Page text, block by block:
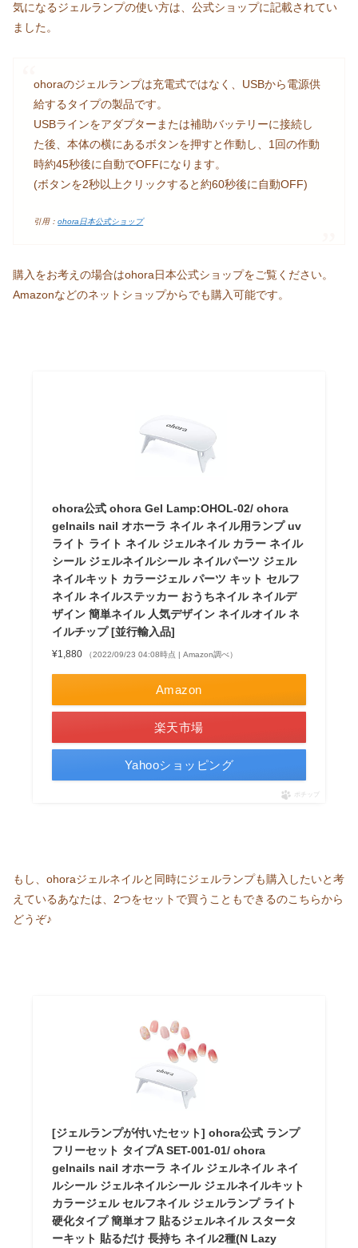
気になるジェルランプの使い方は、公式ショップに記載されてい
ました。
ohoraのジェルランプは充電式ではなく、USBから電源供
給するタイプの製品です。
USBラインをアダプターまたは補助バッテリーに接続し
た後、本体の横にあるボタンを押すと作動し、1回の作動
時約45秒後に自動でOFFになります。
(ボタンを2秒以上クリックすると約60秒後に自動OFF)
引用：ohora日本公式ショップ
購入をお考えの場合はohora日本公式ショップをご覧ください。
Amazonなどのネットショップからでも購入可能です。
ohora公式 ohora Gel Lamp:OHOL-02/ ohora
gelnails nail オホーラ ネイル ネイル用ランプ uv
ライト ライト ネイル ジェルネイル カラー ネイル
シール ジェルネイルシール ネイルパーツ ジェル
ネイルキット カラージェル パーツ キット セルフ
ネイル ネイルステッカー おうちネイル ネイルデ
ザイン 簡単ネイル 人気デザイン ネイルオイル ネ
イルチップ [並行輸入品]
¥1,880 （2022/09/23 04:08時点 | Amazon調べ）
Amazon
楽天市場
Yahooショッピング
ポチップ
もし、ohoraジェルネイルと同時にジェルランプも購入したいと考
えているあなたは、2つをセットで買うこともできるのこちらから
どうぞ♪
[ジェルランプが付いたセット] ohora公式 ランプ
フリーセット タイプA SET-001-01/ ohora
gelnails nail オホーラ ネイル ジェルネイル ネイ
ルシール ジェルネイルシール ジェルネイルキット
カラージェル セルフネイル ジェルランプ ライト
硬化タイプ 簡単オフ 貼るジェルネイル スタータ
ーキット 貼るだけ 長持ち ネイル2種(N Lazy